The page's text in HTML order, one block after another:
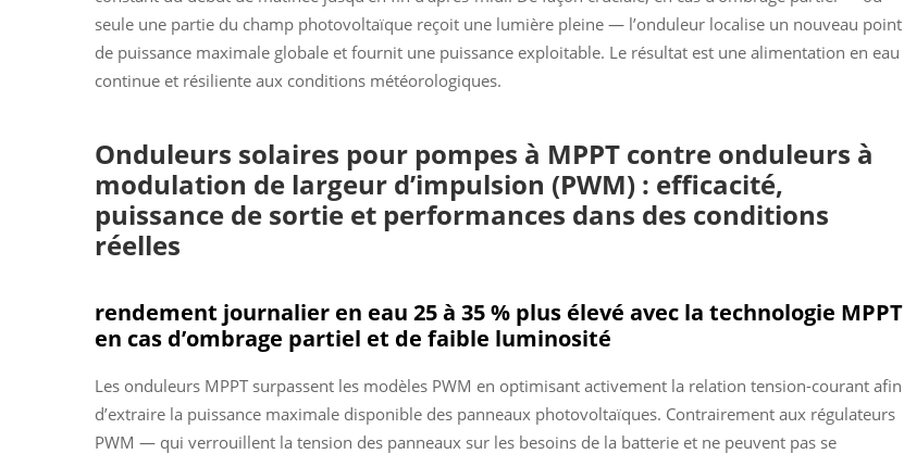
seule une partie du champ photovoltaïque reçoit une lumière pleine — l’onduleur localise un nouveau point
de puissance maximale globale et fournit une puissance exploitable. Le résultat est une alimentation en eau
continue et résiliente aux conditions météorologiques.
Onduleurs solaires pour pompes à MPPT contre onduleurs à
modulation de largeur d’impulsion (PWM) : efficacité,
puissance de sortie et performances dans des conditions
réelles
rendement journalier en eau 25 à 35 % plus élevé avec la technologie MPPT
en cas d’ombrage partiel et de faible luminosité
Les onduleurs MPPT surpassent les modèles PWM en optimisant activement la relation tension-courant afin
d’extraire la puissance maximale disponible des panneaux photovoltaïques. Contrairement aux régulateurs
PWM — qui verrouillent la tension des panneaux sur les besoins de la batterie et ne peuvent pas se